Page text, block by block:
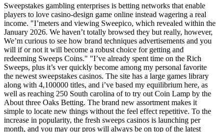
Sweepstakes gambling enterprises is betting networks that enable
players to love casino-design game online instead wagering a real
income. "I’meters and viewing Sweepico, which revealed within the
January 2026. We haven’t totally browsed they but really, however,
We’m curious to see how brand techniques advertisements and you
will if or not it will become a robust choice for getting and
redeeming Sweeps Coins." "I’ve already spent time on the Rich
Sweeps, plus it’s ver quickly become among my personal favorite
the newest sweepstakes casinos. The site has a large games library
along with 4,100000 titles, and i’ve based my equilibrium here, as
well as reaching 250 South carolina of to try out Coin Lamp by the
About three Oaks Betting. The brand new assortment makes it
simple to locate new things without the feel effect repetitive. To the
increase in popularity, the fresh sweeps casinos is launching per
month, and you may our pros will always be on top of the latest